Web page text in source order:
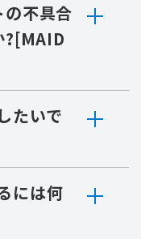
不具合
?[MAID
たいで
には何